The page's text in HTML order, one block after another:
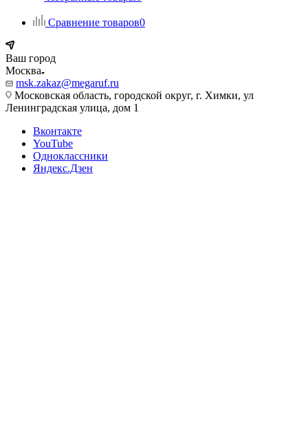
Сравнение товаров0
Ваш город
Москва
msk.zakaz@megaruf.ru
Московская область, городской округ, г. Химки, ул
Ленинградская улица, дом 1
Вконтакте
YouTube
Одноклассники
Яндекс.Дзен